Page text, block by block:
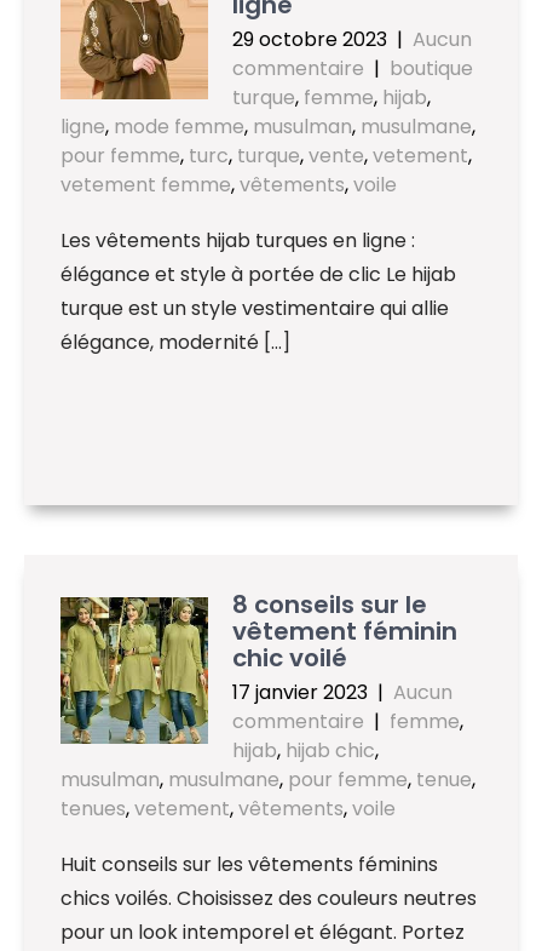
29 octobre 2023 | Aucun
commentaire | boutique
turque, femme, hijab,
ligne, mode femme, musulman, musulmane,
pour femme, turc, turque,vente,vetement,
vetement femme,vêtements,voile
Les vêtements hijab turques en ligne :
élégance et style à portée de clic Le hijab
turque est un style vestimentaire qui allie
élégance, modernité […]
8 conseils sur le
vêtement féminin
chic voilé
17 janvier 2023 | Aucun
commentaire | femme,
hijab, hijab chic,
musulman, musulmane, pour femme, tenue,
tenues,vetement,vêtements,voile
Huit conseils sur les vêtements féminins
chics voilés. Choisissez des couleurs neutres
pour un look intemporel et élégant. Portez